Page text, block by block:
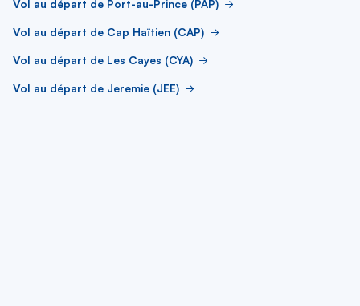
Vol au départ de Port-au-Prince (PAP)
Vol au départ de Cap Haïtien (CAP)
Vol au départ de Les Cayes (CYA)
Vol au départ de Jeremie (JEE)